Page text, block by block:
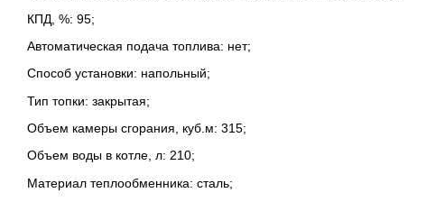
КПД, %: 95;
Автоматическая подача топлива: нет;
Способ установки: напольный;
Тип топки: закрытая;
Объем камеры сгорания, куб.м: 315;
Объем воды в котле, л: 210;
Материал теплообменника: сталь;